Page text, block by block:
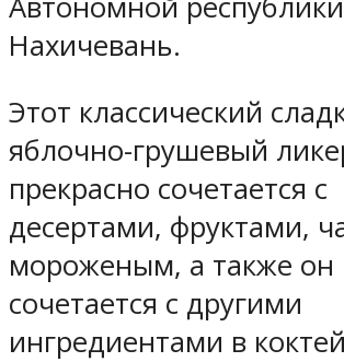
Нахичевань.
Этот классический
яблочно-грушевый
прекрасно сочетается с
десертами, фруктами,
мороженым, а также он
сочетается с другими
ингредиентами в